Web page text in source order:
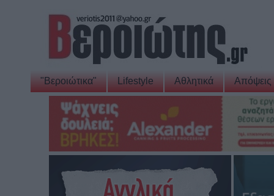
"Βεροιώτικα" Lifestyle Αθλητικά Απόψεις